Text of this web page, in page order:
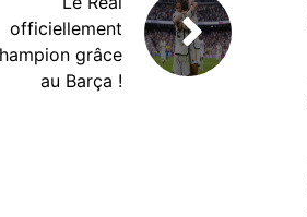
officiellement
grâce
au Barça !